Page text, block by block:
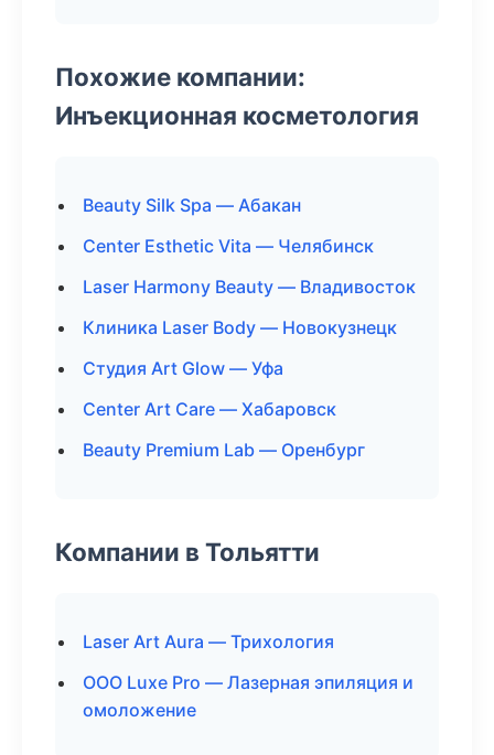
Похожие компании:
Инъекционная косметология
Beauty Silk Spa — Абакан
Center Esthetic Vita — Челябинск
Laser Harmony Beauty — Владивосток
Клиника Laser Body — Новокузнецк
Студия Art Glow — Уфа
Center Art Care — Хабаровск
Beauty Premium Lab — Оренбург
Компании в Тольятти
Laser Art Aura — Трихология
ООО Luxe Pro — Лазерная эпиляция и
омоложение